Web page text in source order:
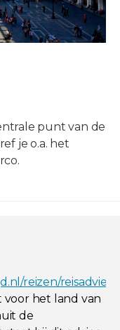
punt van de
je o.a. het
reizen/
het land van
de